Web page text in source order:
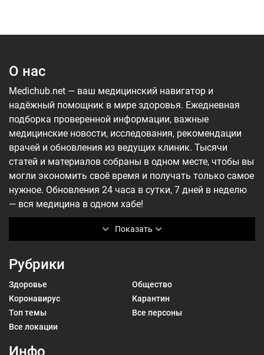
О нас
Показать
Medichub.net — ваш медицинский навигатор и
надёжный помощник в мире здоровья. Ежедневная
подборка проверенной информации, важные
медицинские новости, исследования, рекомендации
врачей и обновления из ведущих клиник. Тысячи
статей и материалов собраны в одном месте, чтобы вы
могли экономить своё время и получать только самое
нужное. Обновления 24 часа в сутки, 7 дней в неделю
— вся медицина в одном хабе!
Рубрики
Здоровье
Общество
Коронавирус
Карантин
Топ темы
Все персоны
Все локации
Инфо